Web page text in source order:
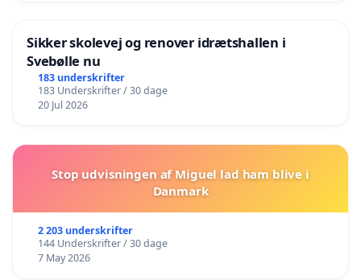
Sikker skolevej og renover idrætshallen i
Svebølle nu
183 underskrifter
183 Underskrifter / 30 dage
20 Jul 2026
Stop udvisningen af Miguel lad ham blive i
Danmark
2 203 underskrifter
144 Underskrifter / 30 dage
7 May 2026